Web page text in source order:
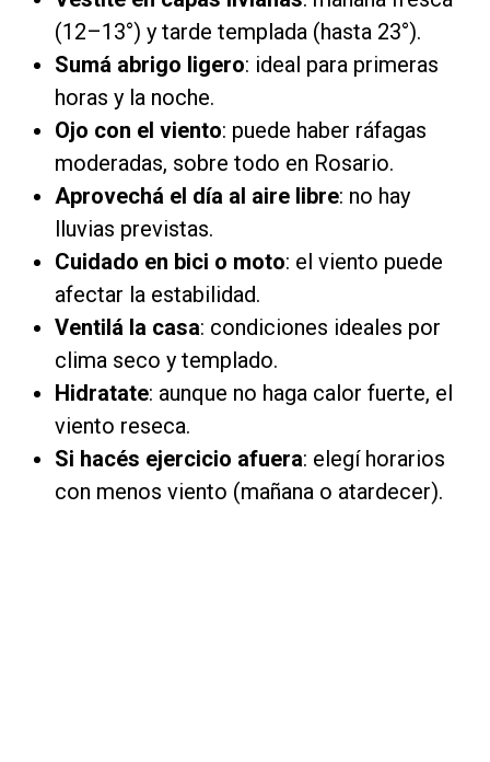
(12–13°) y tarde templada (hasta 23°).
Sumá abrigo ligero: ideal para primeras
horas y la noche.
Ojo con el viento: puede haber ráfagas
moderadas, sobre todo en Rosario.
Aprovechá el día al aire libre: no hay
lluvias previstas.
Cuidado en bici o moto: el viento puede
afectar la estabilidad.
Ventilá la casa: condiciones ideales por
clima seco y templado.
Hidratate: aunque no haga calor fuerte, el
viento reseca.
Si hacés ejercicio afuera: elegí horarios
con menos viento (mañana o atardecer).